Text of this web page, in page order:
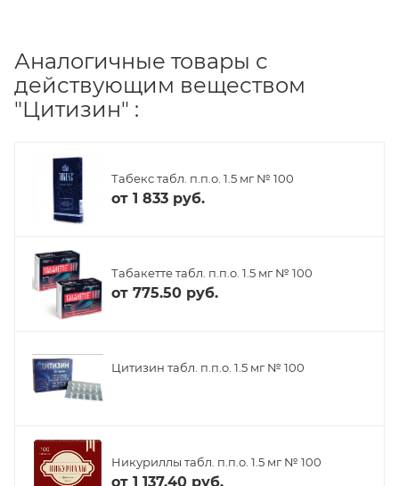
Аналогичные товары с
действующим веществом
"Цитизин" :
Табекс табл. п.п.о. 1.5 мг № 100
от 1 833 руб.
Табакетте табл. п.п.о. 1.5 мг № 100
от 775.50 руб.
Цитизин табл. п.п.о. 1.5 мг № 100
Никуриллы табл. п.п.о. 1.5 мг № 100
от 1 137.40 руб.